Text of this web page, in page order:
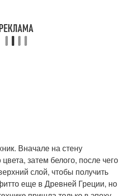
Вначале на стену
затем белого, после чего
слой, чтобы получить
еще в Древней Греции, но